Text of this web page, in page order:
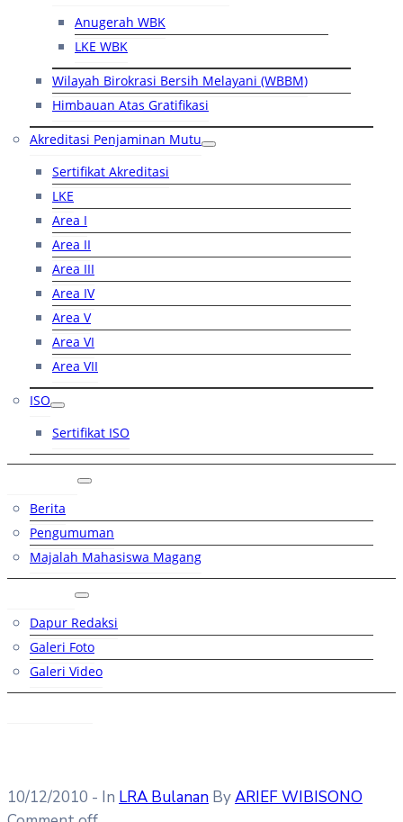
Anugerah WBK
LKE WBK
Wilayah Birokrasi Bersih Melayani (WBBM)
Himbauan Atas Gratifikasi
Akreditasi Penjaminan Mutu
Sertifikat Akreditasi
LKE
Area I
Area II
Area III
Area IV
Area V
Area VI
Area VII
ISO
Sertifikat ISO
Berita
Pengumuman
Majalah Mahasiswa Magang
Dapur Redaksi
Galeri Foto
Galeri Video
10/12/2010 - In LRA Bulanan ByARIEF WIBISONO